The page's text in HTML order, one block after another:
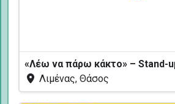
Λιμένας, Θάσος